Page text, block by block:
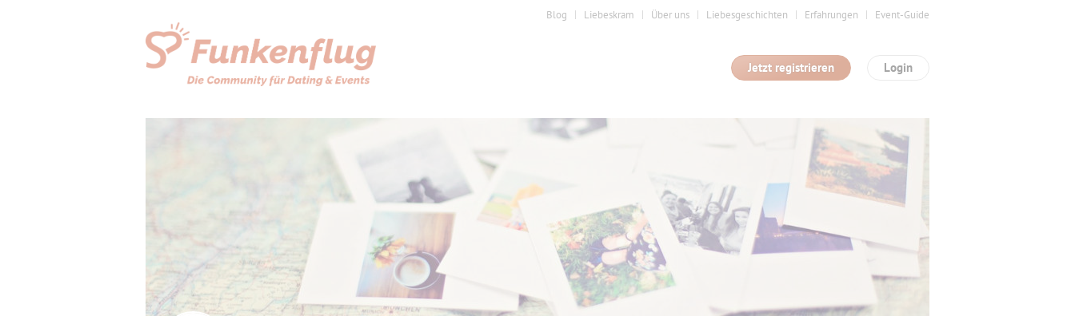
Blog Liebeskram Über uns Liebesgeschichten Erfahrungen Event-Guide
Login
Jetzt registrieren